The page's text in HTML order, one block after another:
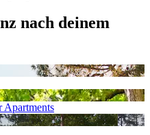
nach deinem
Apartments